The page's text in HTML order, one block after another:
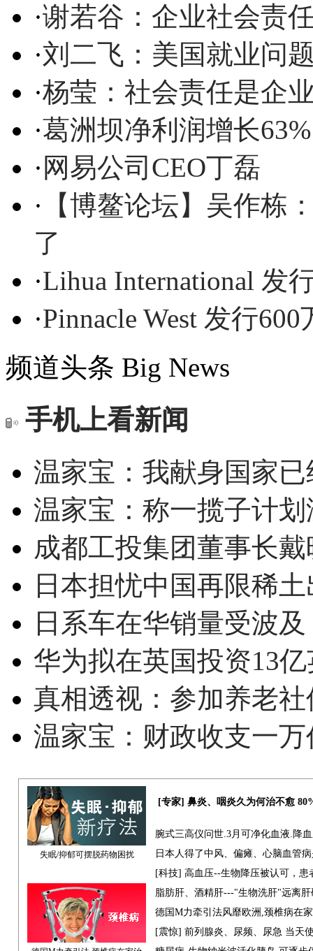
·谢若谷：企业社会责
·刘二飞：美国就业问
·杨莹：社会责任是企
·葛洲坝净利润增长
· 网易公司CEO丁磊
· 【博鳌论坛】吴作栋
了
·Lihua International 发
·Pinnacle West 发行
频道头条 Big News
手机上看新闻
温家宝：我献身国家
温家宝：称一揽子计
成都工投集团董事长
日本担忧中国再限稀
日系车在华销量受波
华为拟在英国投资13
真相透视：参加养老
温家宝：财政收支一
失眠/抑郁可摆脱药物困扰
[专家] 鼻炎、咽炎久为何治不愈
腕式三高仪问世.3月可净化血液.降
日本人得了中风、偏瘫、心脑血管
[科技] 高血压--生物降压被认可，患
脂肪肝、酒精肝---"生物洗肝"远离肝
德国M力牵引法风靡欧洲,颈椎病在
[震惊] 前列腺炎、尿频、尿急 当天